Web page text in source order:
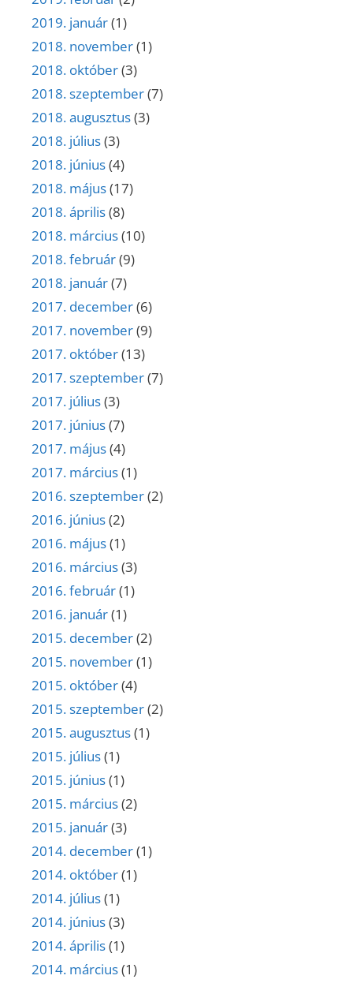
2019. január(1)
2018. november(1)
2018. október(3)
2018. szeptember(7)
2018. augusztus(3)
2018. július(3)
2018. június(4)
2018. május(17)
2018. április(8)
2018. március(10)
2018. február(9)
2018. január(7)
2017. december(6)
2017. november(9)
2017. október(13)
2017. szeptember(7)
2017. július(3)
2017. június(7)
2017. május(4)
2017. március(1)
2016. szeptember(2)
2016. június(2)
2016. május(1)
2016. március(3)
2016. február(1)
2016. január(1)
2015. december(2)
2015. november(1)
2015. október(4)
2015. szeptember(2)
2015. augusztus(1)
2015. július(1)
2015. június(1)
2015. március(2)
2015. január(3)
2014. december(1)
2014. október(1)
2014. július(1)
2014. június(3)
2014. április(1)
2014. március(1)